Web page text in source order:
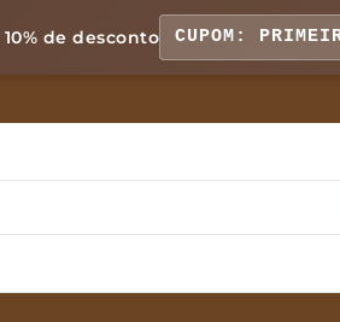
10% de desconto CUPOM: